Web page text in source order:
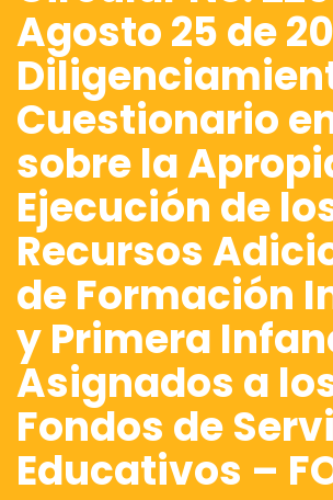
Agosto 25 de
Cuestionario
sobre la
Ejecución de
Recursos
de Formación
y Primera
Asignados a
Fondos de
Educativos –